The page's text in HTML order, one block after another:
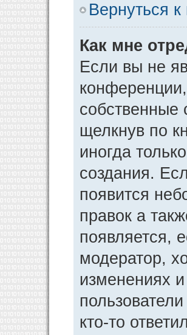
Вернуться к
Как мне
Если вы не
щелкнув по
иногда
создания.
появится
правок а
появляется,
модератор,
изменениях
кто-то